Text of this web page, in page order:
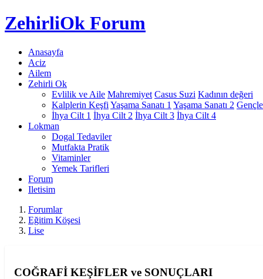
ZehirliOk Forum
Anasayfa
Aciz
Ailem
Zehirli Ok
Evlilik ve Aile Mahremiyet Casus Suzi Kadının değeri
Kalplerin Keşfi Yaşama Sanatı 1 Yaşama Sanatı 2
İhya Cilt 1 İhya Cilt 2 İhya Cilt 3 İhya Cilt 4
Lokman
Dogal Tedaviler
Mutfakta Pratik
Vitaminler
Yemek Tarifleri
Forum
Iletisim
Forumlar
Eğitim Köşesi
Lise
COĞRAFİ KEŞİFLER ve SONUÇLARI